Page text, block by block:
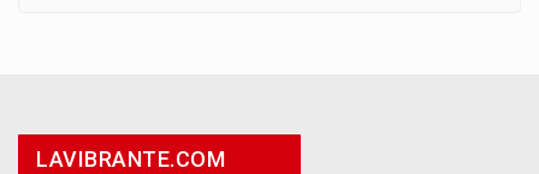
LAVIBRANTE.COM